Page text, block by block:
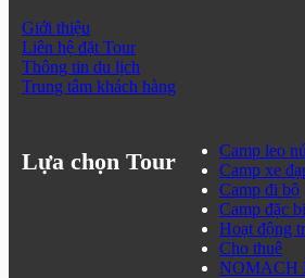
Giới thiệu
Liên hệ đặt Tour
Thông tin du lịch
Trung tâm khách hàng
Lựa chọn Tour
Camp leo
Camp xe
Camp đi bộ
Camp đặc
Hoạt động
Cho thuê
NOMACH